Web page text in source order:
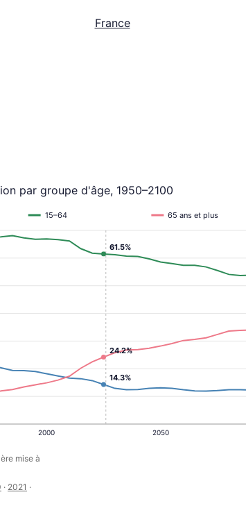
France
par groupe d'âge, 1950–2100
2000 2050
15–64 65 ans et plus
14.3%
24.2%
61.5%
mise à
· 2021 ·